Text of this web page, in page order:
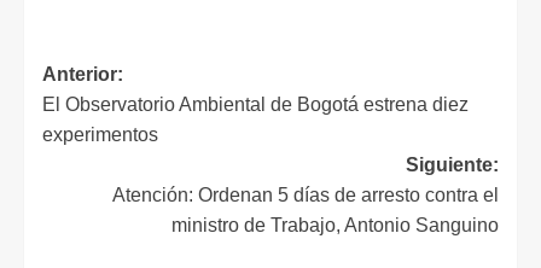
Anterior:
El Observatorio Ambiental de Bogotá estrena diez
experimentos
Siguiente:
Atención: Ordenan 5 días de arresto contra el
ministro de Trabajo, Antonio Sanguino